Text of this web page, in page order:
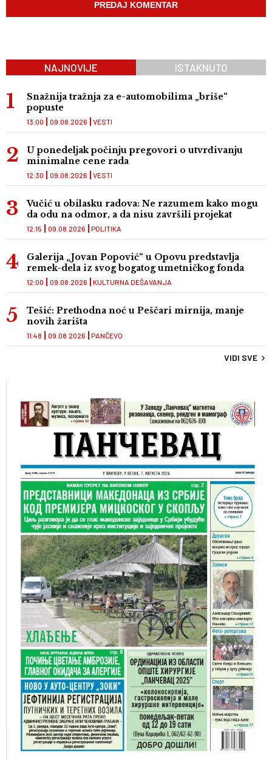
NAJNOVIJE ISTAKNUTO
Snažnija tražnja za e-automobilima „briše“
popuste
VESTI
13:00 09.08.2026
U ponedeljak počinju pregovori o utvrđivanju
minimalne cene rada
VESTI
12:30 09.08.2026
Vučić u obilasku radova: Ne razumem kako mogu
da odu na odmor, a da nisu završili projekat
POLITIKA
12:15 09.08.2026
Galerija „Jovan Popović“ u Opovu predstavlja
remek-dela iz svog bogatog umetničkog fonda
KULTURNA DEŠAVANJA
12:00 09.08.2026
Tešić: Prethodna noć u Peščari mirnija, manje
novih žarišta
PANČEVO
11:48 09.08.2026
VIDI SVE